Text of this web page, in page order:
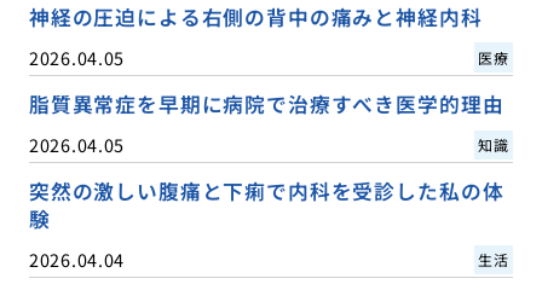
神経の圧迫による右側の背中の痛みと神経内科
2026.04.05 医療
脂質異常症を早期に病院で治療すべき医学的理由
2026.04.05 知識
突然の激しい腹痛と下痢で内科を受診した私の体
験
2026.04.04 生活